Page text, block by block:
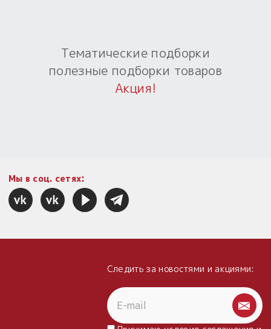
Пыльный сундучок
большое обновление
Безоплатная доставка
на заказ от 4 тыс. руб. со скидкой
Оберег в подарок
Тематические подборки
полезные подборки товаров
Акция!
Мы в соц. сетях:
Следить за новостями и акциями: